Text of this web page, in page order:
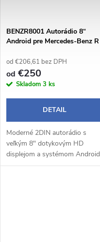
BENZR8001 Autorádio 8“
Android pre Mercedes-Benz R
od €206,61 bez DPH
od €250
Skladom 3 ks
DETAIL
Moderné 2DIN autorádio s
veľkým 8" dotykovým HD
displejom a systémom Android
14 prináša pohodlné a